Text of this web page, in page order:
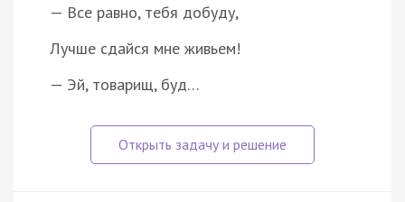
— Все равно, тебя добуду,
Лучше сдайся мне живьем!
— Эй, товарищ, буд…